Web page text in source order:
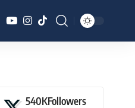
540KFollowers